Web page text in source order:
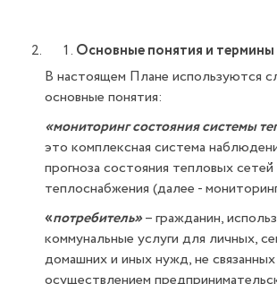
Основные понятия и термины
В настоящем Плане используются
основные понятия:
«мониторинг состояния системы
это комплексная система
прогноза состояния тепловых
теплоснабжения (далее -
«потребитель»– гражданин,
коммунальные услуги для личных,
домашних и иных нужд, не